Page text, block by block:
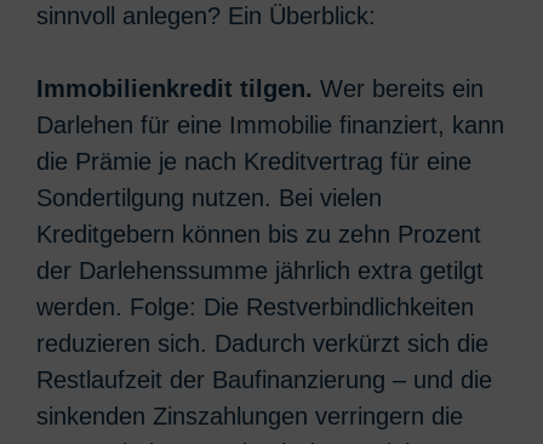
sinnvoll anlegen? Ein Überblick:
Immobilienkredit tilgen. Wer bereits ein
Darlehen für eine Immobilie finanziert, kann
die Prämie je nach Kreditvertrag für eine
Sondertilgung nutzen. Bei vielen
Kreditgebern können bis zu zehn Prozent
der Darlehenssumme jährlich extra getilgt
werden. Folge: Die Restverbindlichkeiten
reduzieren sich. Dadurch verkürzt sich die
Restlaufzeit der Baufinanzierung – und die
sinkenden Zinszahlungen verringern die